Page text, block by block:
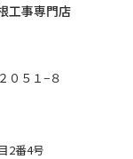
工事専門店
０５１−８
2番4号